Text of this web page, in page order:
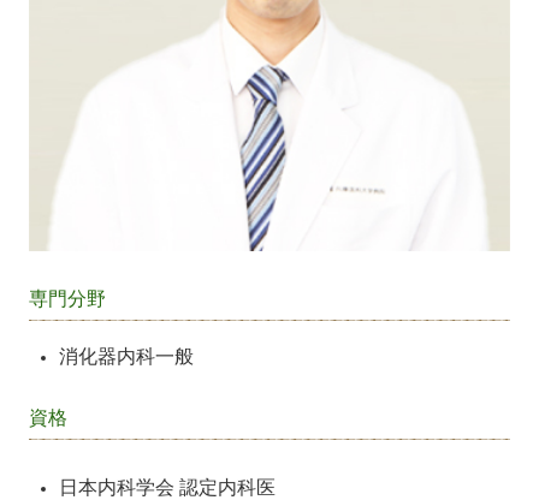
専門分野
消化器内科一般
資格
日本内科学会 認定内科医